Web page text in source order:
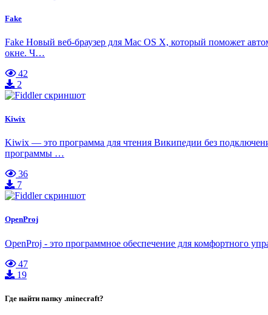
Fake
Fake Новый веб-браузер для Mac OS X, который поможет
окне. Ч…
42
2
Kiwix
Kiwix — это программа для чтения Википедии без
программы …
36
7
OpenProj
OpenProj - это программное обеспечение для комфортного
47
19
Где найти папку .minecraft?